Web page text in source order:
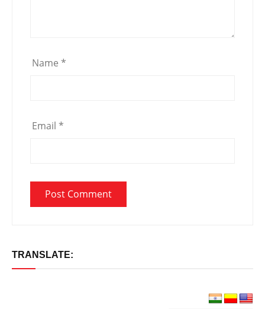
Name *
Email *
TRANSLATE: